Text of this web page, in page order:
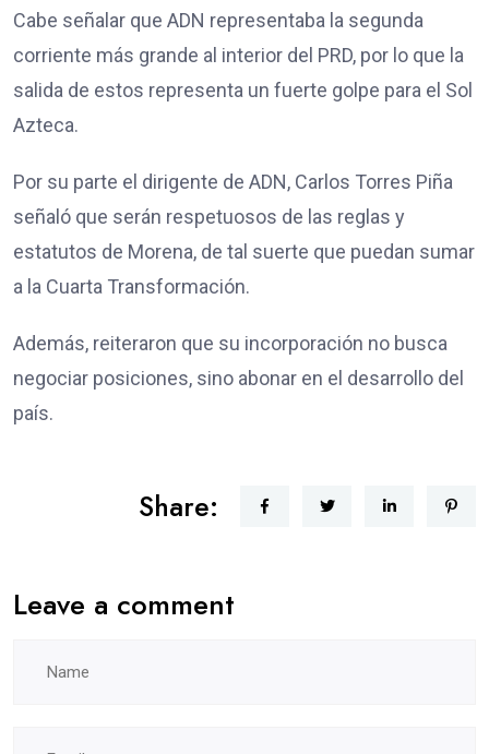
Cabe señalar que ADN representaba la segunda
corriente más grande al interior del PRD, por lo que la
salida de estos representa un fuerte golpe para el Sol
Azteca.
Por su parte el dirigente de ADN, Carlos Torres Piña
señaló que serán respetuosos de las reglas y
estatutos de Morena, de tal suerte que puedan sumar
a la Cuarta Transformación.
Además, reiteraron que su incorporación no busca
negociar posiciones, sino abonar en el desarrollo del
país.
Share:
Leave a comment